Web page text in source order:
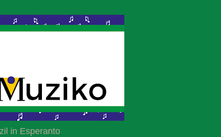
in Esperanto